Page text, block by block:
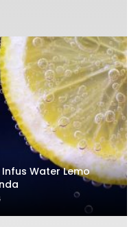
Water Lemo